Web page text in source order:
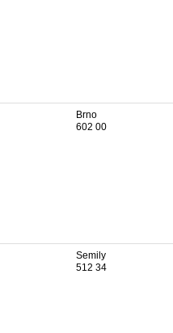
Brno
602 00
Semily
512 34